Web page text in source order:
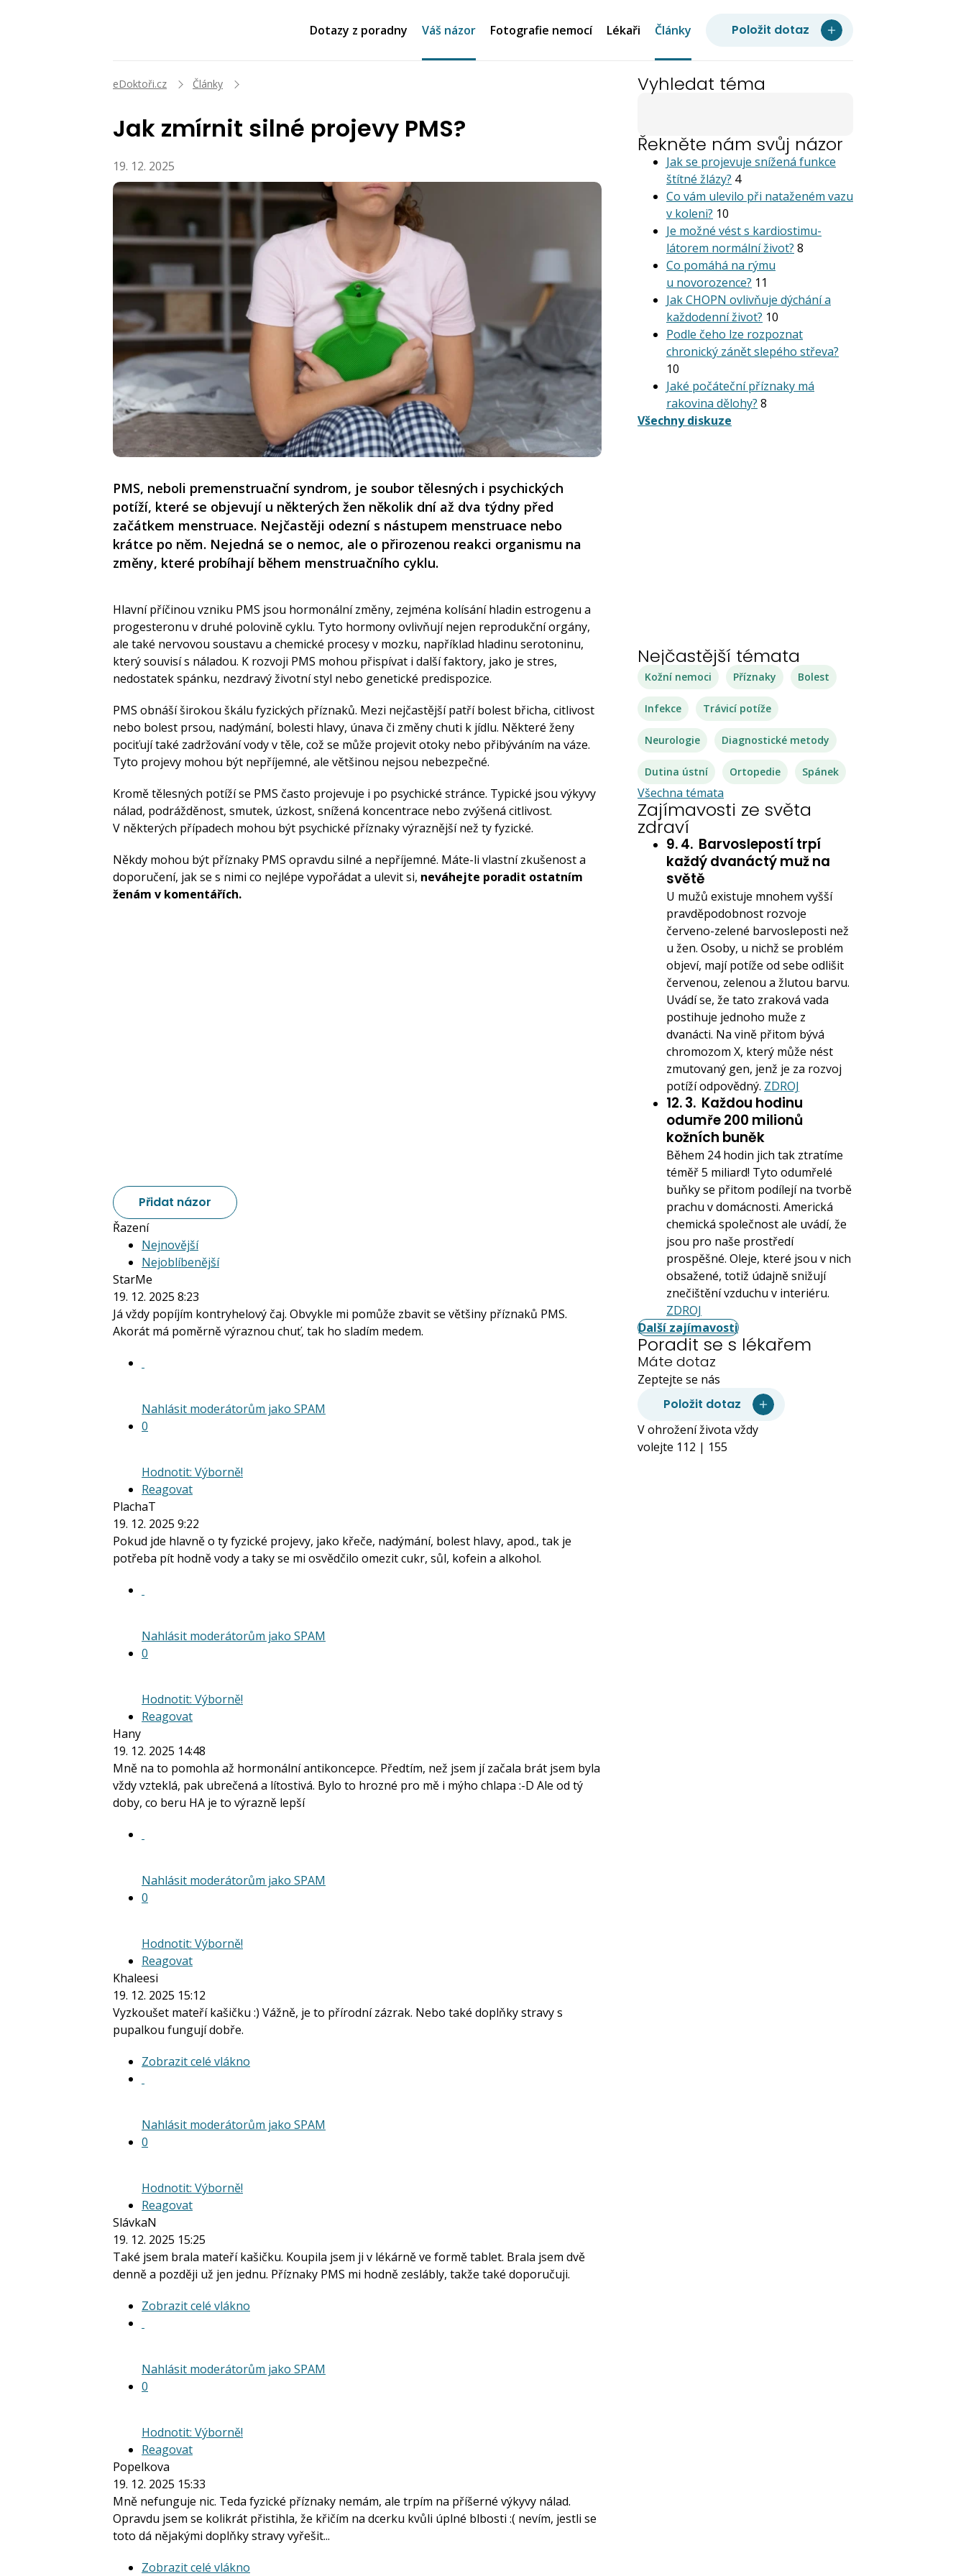
Dotazy z poradny Váš názor Fotografie nemocí Lékaři Články Položit dotaz
eDoktoři.cz Články
Jak zmírnit silné projevy PMS?
19. 12. 2025
PMS, neboli premenstruační syndrom, je soubor tělesných i psychických
potíží, které se objevují u některých žen několik dní až dva týdny před
začátkem menstruace. Nejčastěji odezní s nástupem menstruace nebo
krátce po něm. Nejedná se o nemoc, ale o přirozenou reakci organismu na
změny, které probíhají během menstruačního cyklu.
Hlavní příčinou vzniku PMS jsou hormonální změny, zejména kolísání hladin estrogenu a
progesteronu v druhé polovině cyklu. Tyto hormony ovlivňují nejen reprodukční orgány,
ale také nervovou soustavu a chemické procesy v mozku, například hladinu serotoninu,
který souvisí s náladou. K rozvoji PMS mohou přispívat i další faktory, jako je stres,
nedostatek spánku, nezdravý životní styl nebo genetické predispozice.
PMS obnáší širokou škálu fyzických příznaků. Mezi nejčastější patří bolest břicha, citlivost
nebo bolest prsou, nadýmání, bolesti hlavy, únava či změny chuti k jídlu. Některé ženy
pociťují také zadržování vody v těle, což se může projevit otoky nebo přibýváním na váze.
Tyto projevy mohou být nepříjemné, ale většinou nejsou nebezpečné.
Kromě tělesných potíží se PMS často projevuje i po psychické stránce. Typické jsou výkyvy
nálad, podrážděnost, smutek, úzkost, snížená koncentrace nebo zvýšená citlivost.
V některých případech mohou být psychické příznaky výraznější než ty fyzické.
Někdy mohou být příznaky PMS opravdu silné a nepříjemné. Máte-li vlastní zkušenost a
doporučení, jak se s nimi co nejlépe vypořádat a ulevit si, neváhejte poradit ostatním
ženám v komentářích.
Přidat názor
Řazení
Nejnovější
Nejoblíbenější
StarMe
19. 12. 2025 8:23
Já vždy popíjím kontryhelový čaj. Obvykle mi pomůže zbavit se většiny příznaků PMS.
Akorát má poměrně výraznou chuť, tak ho sladím medem.
Nahlásit moderátorům jako SPAM
0
Hodnotit: Výborně!
Reagovat
PlachaT
19. 12. 2025 9:22
Pokud jde hlavně o ty fyzické projevy, jako křeče, nadýmání, bolest hlavy, apod., tak je
potřeba pít hodně vody a taky se mi osvědčilo omezit cukr, sůl, kofein a alkohol.
Nahlásit moderátorům jako SPAM
0
Hodnotit: Výborně!
Reagovat
Hany
19. 12. 2025 14:48
Mně na to pomohla až hormonální antikoncepce. Předtím, než jsem jí začala brát jsem byla
vždy vzteklá, pak ubrečená a lítostivá. Bylo to hrozné pro mě i mýho chlapa :-D Ale od tý
doby, co beru HA je to výrazně lepší
Nahlásit moderátorům jako SPAM
0
Hodnotit: Výborně!
Reagovat
Khaleesi
19. 12. 2025 15:12
Vyzkoušet mateří kašičku :) Vážně, je to přírodní zázrak. Nebo také doplňky stravy s
pupalkou fungují dobře.
Zobrazit celé vlákno
Nahlásit moderátorům jako SPAM
0
Hodnotit: Výborně!
Reagovat
SlávkaN
19. 12. 2025 15:25
Také jsem brala mateří kašičku. Koupila jsem ji v lékárně ve formě tablet. Brala jsem dvě
denně a později už jen jednu. Příznaky PMS mi hodně zeslábly, takže také doporučuji.
Zobrazit celé vlákno
Nahlásit moderátorům jako SPAM
0
Hodnotit: Výborně!
Reagovat
Popelkova
19. 12. 2025 15:33
Mně nefunguje nic. Teda fyzické příznaky nemám, ale trpím na příšerné výkyvy nálad.
Opravdu jsem se kolikrát přistihla, že křičím na dcerku kvůli úplné blbosti :( nevím, jestli se
toto dá nějakými doplňky stravy vyřešit...
Zobrazit celé vlákno
Vyhledat téma
Řekněte nám svůj názor
Jak se projevuje snížená funkce
štítné žlázy? 4
Co vám ulevilo při nataženém vazu
v koleni? 10
Je možné vést s kardiostimu­
látorem normální život? 8
Co pomáhá na rýmu
u novorozence? 11
Jak CHOPN ovlivňuje dýchání a
každodenní život? 10
Podle čeho lze rozpoznat
chronický zánět slepého střeva?
10
Jaké počáteční příznaky má
rakovina dělohy? 8
Všechny diskuze
Nejčastější témata
Kožní nemoci Příznaky Bolest
Infekce Trávicí potíže
Neurologie Diagnostické metody
Dutina ústní Ortopedie Spánek
Všechna témata
Zajímavosti ze světa
zdraví
9. 4. Barvoslepostí trpí
každý dvanáctý muž na
světě
U mužů existuje mnohem vyšší
pravděpodobnost rozvoje
červeno-zelené barvosleposti než
u žen. Osoby, u nichž se problém
objeví, mají potíže od sebe odlišit
červenou, zelenou a žlutou barvu.
Uvádí se, že tato zraková vada
postihuje jednoho muže z
dvanácti. Na vině přitom bývá
chromozom X, který může nést
zmutovaný gen, jenž je za rozvoj
potíží odpovědný. ZDROJ
12. 3. Každou hodinu
odumře 200 milionů
kožních buněk
Během 24 hodin jich tak ztratíme
téměř 5 miliard! Tyto odumřelé
buňky se přitom podílejí na tvorbě
prachu v domácnosti. Americká
chemická společnost ale uvádí, že
jsou pro naše prostředí
prospěšné. Oleje, které jsou v nich
obsažené, totiž údajně snižují
znečištění vzduchu v interiéru.
ZDROJ
Další zajímavosti
Poradit se s lékařem
Máte dotaz
Zeptejte se nás
Položit dotaz
V ohrožení života vždy
volejte 112 | 155